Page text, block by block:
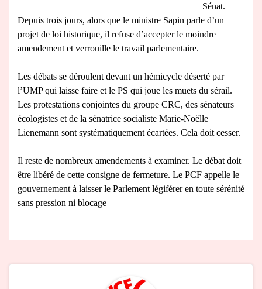
Sénat.
Depuis trois jours, alors que le ministre Sapin parle d’un
projet de loi historique, il refuse d’accepter le moindre
amendement et verrouille le travail parlementaire.
Les débats se déroulent devant un hémicycle déserté par
l’UMP qui laisse faire et le PS qui joue les muets du sérail.
Les protestations conjointes du groupe CRC, des sénateurs
écologistes et de la sénatrice socialiste Marie-Noëlle
Lienemann sont systématiquement écartées. Cela doit cesser.
Il reste de nombreux amendements à examiner. Le débat doit
être libéré de cette consigne de fermeture. Le PCF appelle le
gouvernement à laisser le Parlement légiférer en toute sérénité
sans pression ni blocage